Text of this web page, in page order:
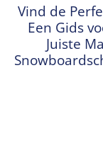
Vind de
Een Gids
Juiste